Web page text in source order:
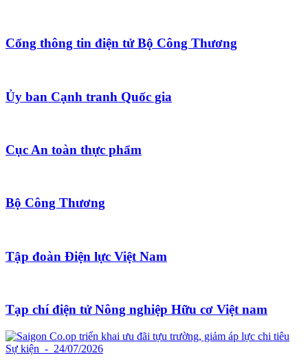
Cổng thông tin điện tử Bộ Công Thương
Ủy ban Cạnh tranh Quốc gia
Cục An toàn thực phẩm
Bộ Công Thương
Tập đoàn Điện lực Việt Nam
Tạp chí điện tử Nông nghiệp Hữu cơ Việt nam
Sự kiện - 24/07/2026